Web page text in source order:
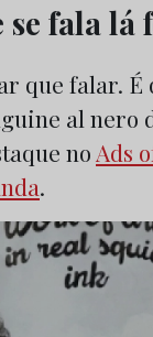
fala lá
que falar.
al nero
no Ads
.